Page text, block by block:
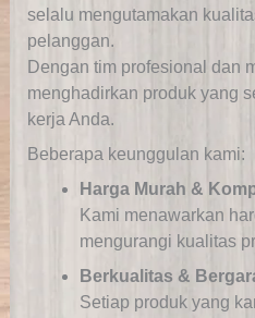
selalu mengutamakan
pelanggan.
Dengan tim profesional dan
menghadirkan produk yang
kerja Anda.
Beberapa keunggulan kami:
Harga Murah &
Kami menawarkan
mengurangi kualitas
Berkualitas &
Setiap produk yang